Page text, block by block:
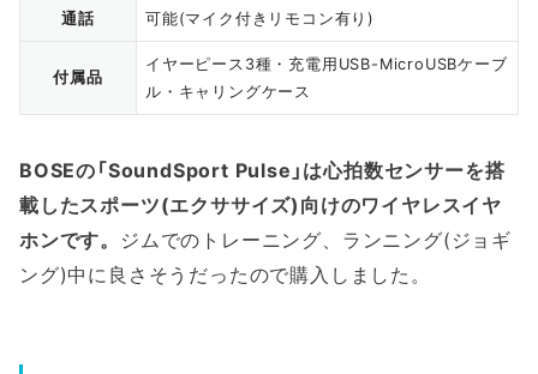
通話 可能(マイク付きリモコン有り)
付属品
イヤーピース3種・充電用USB-MicroUSBケーブ
ル・キャリングケース
BOSEの「SoundSport Pulse」は心拍数センサーを搭
載したスポーツ(エクササイズ)向けのワイヤレスイヤ
ホンです。 ジムでのトレーニング、ランニング(ジョギ
ング)中に良さそうだったので購入しました。